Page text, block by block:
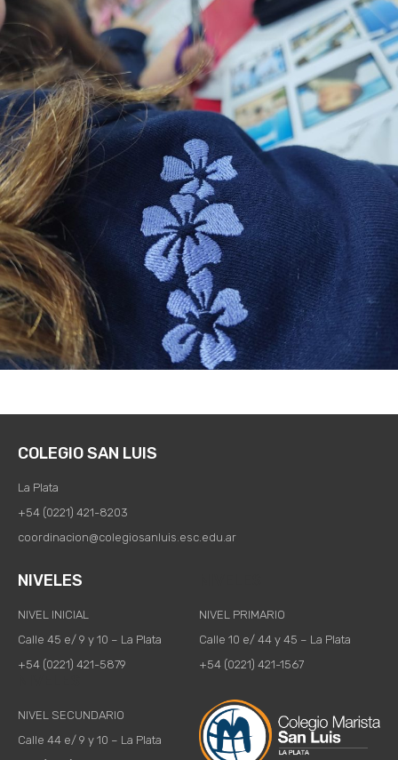
COLEGIO SAN LUIS
La Plata
+54 (0221) 421-8203
coordinacion@colegiosanluis.esc.edu.ar
NIVELES
NIVEL INICIAL
Calle 45 e/ 9 y 10 – La Plata
+54 (0221) 421-5879
NIVEL PRIMARIO
Calle 10 e/ 44 y 45 – La Plata
+54 (0221) 421-1567
NIVEL SECUNDARIO
Calle 44 e/ 9 y 10 – La Plata